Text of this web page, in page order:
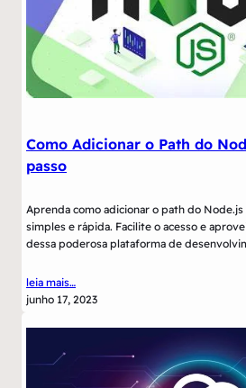
Como Adicionar o Path do
passo
Aprenda como adicionar o path do
simples e rápida. Facilite o acesso e
dessa poderosa plataforma de
leia mais…
junho 17, 2023